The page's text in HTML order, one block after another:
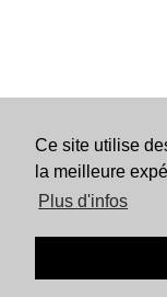
Ce site utilise
la meilleure
Plus d'infos
Les Rives